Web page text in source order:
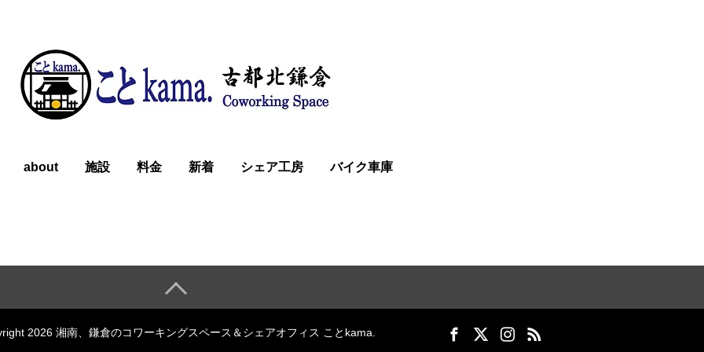
about 施設 料金 新着 シェア工房 バイク車庫
2026 湘南、鎌倉のコワーキングスペース＆シェアオフィス ことkama.